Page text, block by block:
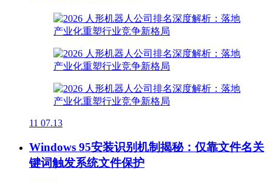
11 07.13
Windows 95安装识别机制揭秘：仅靠文件名关
键词触发系统文件保护